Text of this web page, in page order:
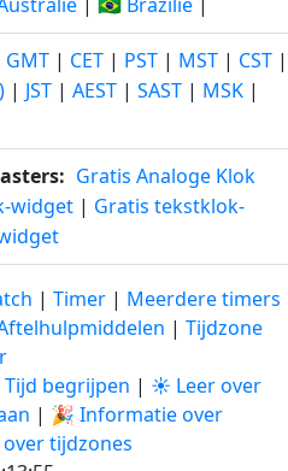
GMT | CET | PST | MST | CST |
| JST | AEST | SAST | MSK |
Gratis Analoge Klok
widget | Gratis tekstklok-
| Timer | Meerdere timers
| Tijdzone
begrijpen | ☀️ Leer over
| 🎉 Informatie over
tijdzones